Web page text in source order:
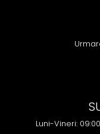
Luni-Vineri: